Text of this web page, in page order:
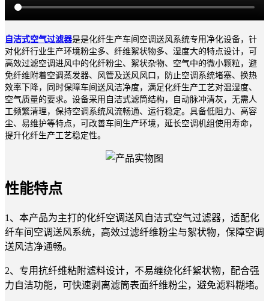
自洁式空气过滤器是是化纤生产车间空调送风系统专用净化设备，针
对化纤行业生产环境粉尘多、纤维絮状物多、湿度大的特点设计，可
高效过滤空调进风中的化纤粉尘、絮状杂物、空气中的微小颗粒，避
免纤维附着空调蒸发器、风管及送风风口，防止空调系统堵塞、换热
效率下降，同时保障车间送风洁净度，满足化纤生产工艺对温湿度、
空气质量的要求。设备采用自洁式滤筒结构，自动脉冲清灰，无需人
工频繁清理，保持空调系统风流畅通、运行稳定。具备低阻力、高容
尘、易维护等特点，可改善车间生产环境，延长空调机组使用寿命，
提升化纤生产工艺稳定性。
性能特点
1、本产品为主打的化纤空调送风自洁式空气过滤器，适配化
纤车间空调送风系统，高效过滤纤维粉尘与絮状物，保障空调
送风洁净通畅。
2、专用抗纤维粘附滤料设计，不易缠绕化纤絮状物，配合强
力自洁功能，可快速剥离滤筒表面纤维粉尘，避免滤料糊堵。